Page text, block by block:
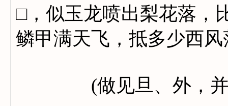
□，似玉龙喷出梨花落，
鳞甲满天飞，抵多少西
(做见旦、外，并旦